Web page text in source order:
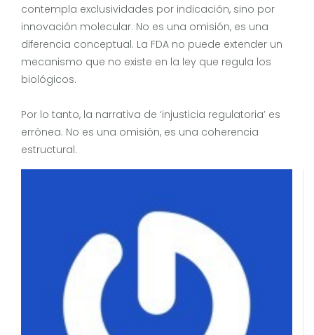
contempla exclusividades por indicación, sino por
innovación molecular. No es una omisión, es una
diferencia conceptual. La FDA no puede extender un
mecanismo que no existe en la ley que regula los
biológicos.
Por lo tanto, la narrativa de ‘injusticia regulatoria’ es
errónea. No es una omisión, es una coherencia
estructural.